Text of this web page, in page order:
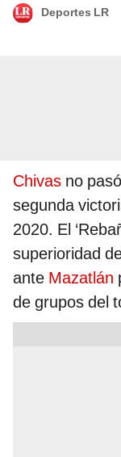
Deportes LR
Chivas no
segunda
2020. El
superioridad
ante Mazatlán
de grupos del